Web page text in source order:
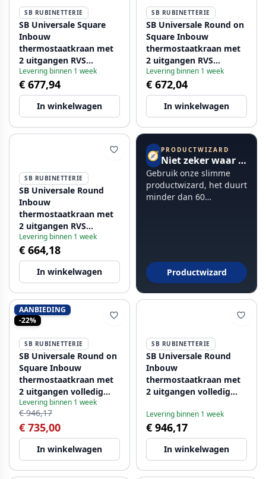
SB RUBINETTERIE
SB Universale Square
Inbouw
thermostaatkraan met
2 uitgangen RVS
1208955143
Levering binnen 1 week
€ 677,94
In winkelwagen
SB RUBINETTERIE
SB Universale Round on
Square Inbouw
thermostaatkraan met
2 uitgangen RVS
1208955156
Levering binnen 1 week
€ 672,04
In winkelwagen
SB RUBINETTERIE
SB Universale Round
Inbouw
thermostaatkraan met
2 uitgangen RVS
1208955163
Levering binnen 1 week
€ 664,18
In winkelwagen
🧭 PRODUCTWIZARD
Niet zeker waar te beginnen?
Gebruik onze slimme
productwizard, het duurt
minder dan 60
Productwizard
AANBIEDING
-22%
SB RUBINETTERIE
SB Universale Round on
Square Inbouw
thermostaatkraan met
2 uitgangen volledig
RVS 316 1208955192
Levering binnen 1 week
€ 946,17
€ 735,00
In winkelwagen
SB RUBINETTERIE
SB Universale Round
Inbouw
thermostaatkraan met
2 uitgangen volledig
Levering binnen 1 week
€ 946,17
In winkelwagen